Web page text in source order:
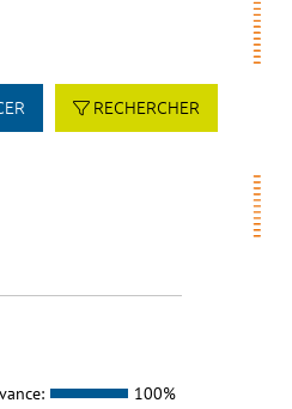
RECHERCHER
100%